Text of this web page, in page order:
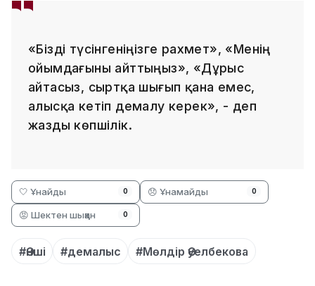
«Бізді түсінгеніңізге рахмет», «Менің
ойымдағыны айттыңыз», «Дұрыс
айтасыз, сыртқа шығып қана емес,
алысқа кетіп демалу керек», - деп
жазды көпшілік.
🤍 Ұнайды 0 😞 Ұнамайды 0
😡 Шектен шыққан 0
#Әнші #демалыс #Мөлдір Әуелбекова